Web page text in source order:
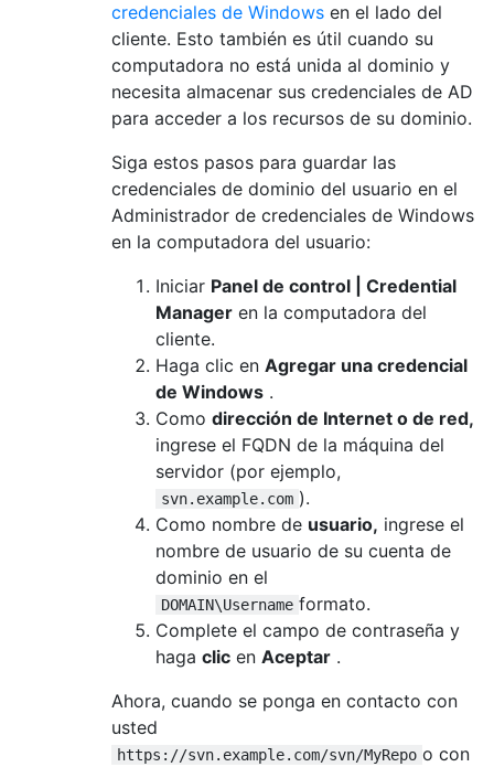
credenciales de Windows en el lado del
cliente. Esto también es útil cuando su
computadora no está unida al dominio y
necesita almacenar sus credenciales de AD
para acceder a los recursos de su dominio.
Siga estos pasos para guardar las
credenciales de dominio del usuario en el
Administrador de credenciales de Windows
en la computadora del usuario:
Iniciar Panel de control | Credential
Manager en la computadora del
cliente.
Haga clic en Agregar una credencial
de Windows .
Como dirección de Internet o de red,
ingrese el FQDN de la máquina del
servidor (por ejemplo,
svn.example.com ).
Como nombre de usuario, ingrese el
nombre de usuario de su cuenta de
dominio en el
DOMAIN\Username formato.
Complete el campo de contraseña y
haga clic en Aceptar .
Ahora, cuando se ponga en contacto con
usted
https://svn.example.com/svn/MyRepo o con